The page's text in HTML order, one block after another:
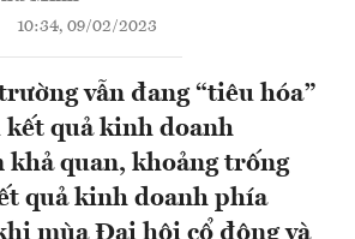
10:34, 09/02/2023
vẫn đang “tiêu hóa”
quả kinh doanh
quan, khoảng trống
quả kinh doanh phía
mùa Đại hội cổ đông và